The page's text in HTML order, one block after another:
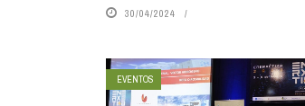
30/04/2024
EVENTOS